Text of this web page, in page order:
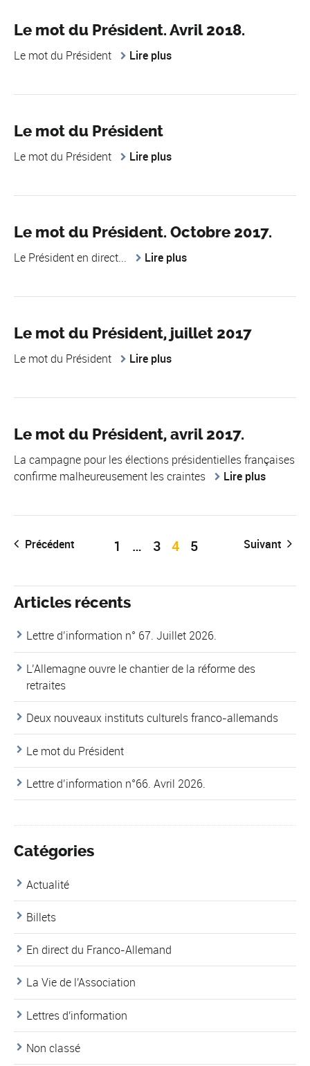
Le mot du Président. Avril 2018.
Le mot du Président Lire plus
Le mot du Président
Le mot du Président Lire plus
Le mot du Président. Octobre 2017.
Le Président en direct... Lire plus
Le mot du Président, juillet 2017
Le mot du Président Lire plus
Le mot du Président, avril 2017.
La campagne pour les élections présidentielles françaises
confirme malheureusement les craintes
Lire plus
Précédent 1 … 3 4 5 Suivant
Articles récents
Lettre d’information n° 67. Juillet 2026.
L’Allemagne ouvre le chantier de la réforme des
retraites
Deux nouveaux instituts culturels franco-allemands
Le mot du Président
Lettre d’information n°66. Avril 2026.
Catégories
Actualité
Billets
En direct du Franco-Allemand
La Vie de l'Association
Lettres d'information
Non classé